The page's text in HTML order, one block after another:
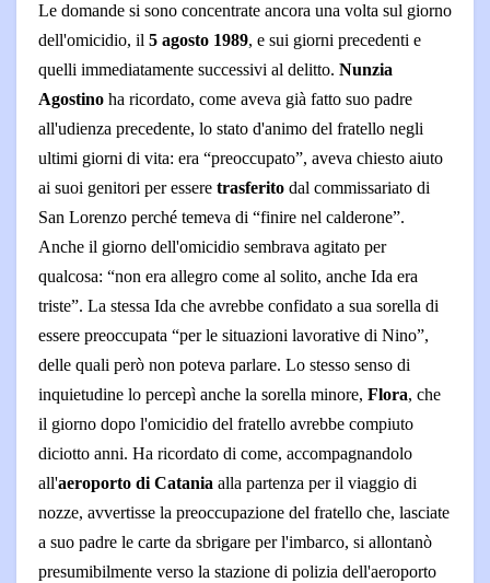
Le domande si sono concentrate ancora una volta sul giorno
dell'omicidio, il 5 agosto 1989, e sui giorni precedenti e
quelli immediatamente successivi al delitto. Nunzia
Agostino ha ricordato, come aveva già fatto suo padre
all'udienza precedente, lo stato d'animo del fratello negli
ultimi giorni di vita: era “preoccupato”, aveva chiesto aiuto
ai suoi genitori per essere trasferito dal commissariato di
San Lorenzo perché temeva di “finire nel calderone”.
Anche il giorno dell'omicidio sembrava agitato per
qualcosa: “non era allegro come al solito, anche Ida era
triste”. La stessa Ida che avrebbe confidato a sua sorella di
essere preoccupata “per le situazioni lavorative di Nino”,
delle quali però non poteva parlare. Lo stesso senso di
inquietudine lo percepì anche la sorella minore, Flora, che
il giorno dopo l'omicidio del fratello avrebbe compiuto
diciotto anni. Ha ricordato di come, accompagnandolo
all'aeroporto di Catania alla partenza per il viaggio di
nozze, avvertisse la preoccupazione del fratello che, lasciate
a suo padre le carte da sbrigare per l'imbarco, si allontanò
presumibilmente verso la stazione di polizia dell'aeroporto